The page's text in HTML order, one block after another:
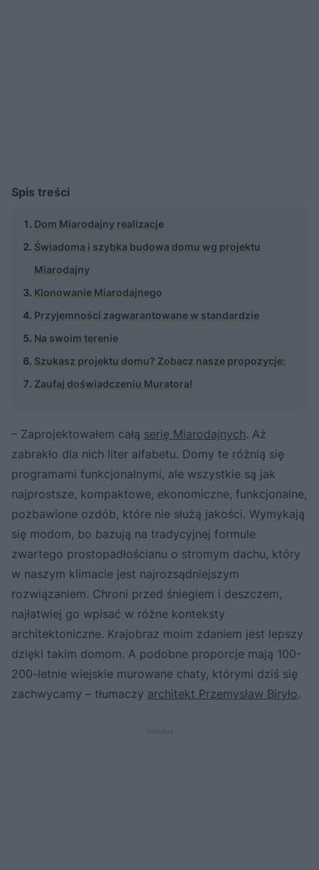
Spis treści
Dom Miarodajny realizacje
Świadoma i szybka budowa domu wg projektu
Miarodajny
Klonowanie Miarodajnego
Przyjemności zagwarantowane w standardzie
Na swoim terenie
Szukasz projektu domu? Zobacz nasze propozycje:
Zaufaj doświadczeniu Muratora!
– Zaprojektowałem całą serię Miarodajnych. Aż
zabrakło dla nich liter alfabetu. Domy te różnią się
programami funkcjonalnymi, ale wszystkie są jak
najprostsze, kompaktowe, ekonomiczne, funkcjonalne,
pozbawione ozdób, które nie służą jakości. Wymykają
się modom, bo bazują na tradycyjnej formule
zwartego prostopadłościanu o stromym dachu, który
w naszym klimacie jest najrozsądniejszym
rozwiązaniem. Chroni przed śniegiem i deszczem,
najłatwiej go wpisać w różne konteksty
architektoniczne. Krajobraz moim zdaniem jest lepszy
dzięki takim domom. A podobne proporcje mają 100-
200-letnie wiejskie murowane chaty, którymi dziś się
zachwycamy – tłumaczy architekt Przemysław Biryło.